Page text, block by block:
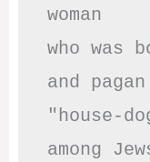
woman
who was
and
"house-
among